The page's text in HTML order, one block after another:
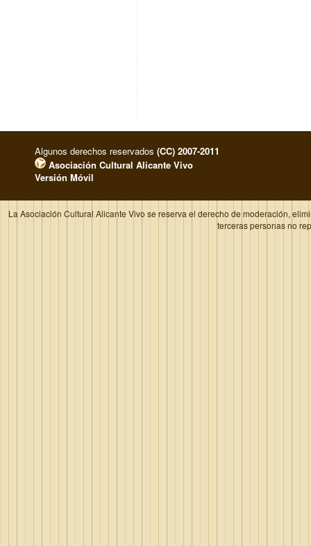
Algunos derechos reservados (CC) 2007-2011
Asociación Cultural Alicante Vivo
Versión Móvil
La Asociación Cultural Alicante Vivo se reserva el derecho de moderación,
terceras personas no